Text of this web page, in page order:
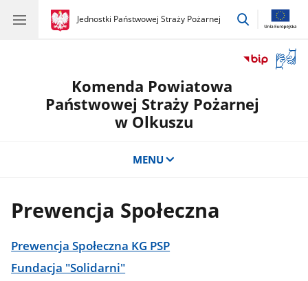
gov.pl
Jednostki Państwowej Straży Pożarnej
gov.pl
Jednostki
przejdź
okno
Komenda Powiatowa
Państwowej Straży Pożarnej
w Olkuszu
MENU
Prewencja Społeczna
Prewencja Społeczna KG PSP
Fundacja "Solidarni"